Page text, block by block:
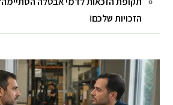
הזכויות שלכם!